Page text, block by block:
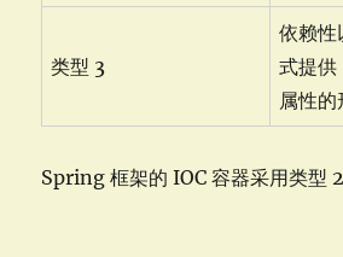
类型 3
依赖性
式提供
属性
Spring 框架的 IOC 容器采用类型 2